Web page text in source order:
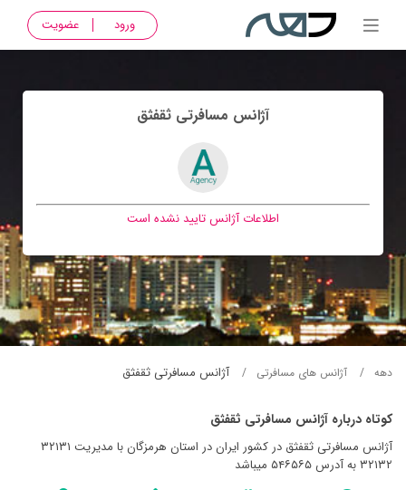
ورود عضویت
آژانس مسافرتی ثقفثق
اطلاعات آژانس تایید نشده است
دهه آژانس های مسافرتی آژانس مسافرتی ثقفثق
کوتاه درباره آژانس مسافرتی ثقفثق
آژانس مسافرتی ثقفثق در کشور ایران در استان هرمزگان با مدیریت ۳۲۱۳۱
۳۲۱۳۲ به آدرس ۵۴۶۵۶۵ میباشد